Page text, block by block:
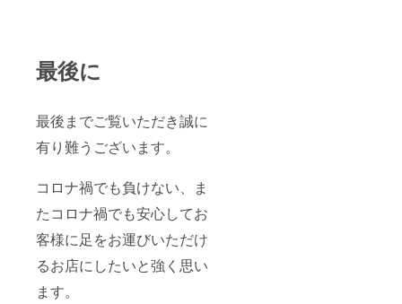
最後に
最後までご覧いただき誠に
有り難うございます。
コロナ禍でも負けない、ま
たコロナ禍でも安心してお
客様に足をお運びいただけ
るお店にしたいと強く思い
ます。